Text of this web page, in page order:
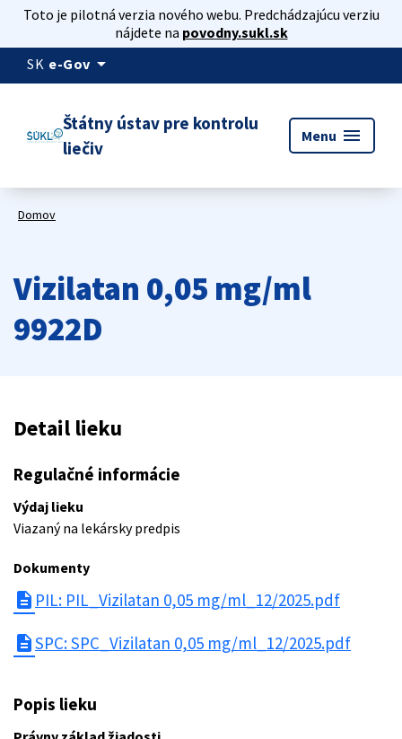
Toto je pilotná verzia nového webu. Predchádzajúcu verziu
nájdete na povodny.sukl.sk
SK e-Gov arrow_drop_down
Štátny ústav pre kontrolu
liečiv
Menu menu
Domov
Vizilatan 0,05 mg/ml
9922D
Detail lieku
Regulačné informácie
Výdaj lieku
Viazaný na lekársky predpis
Dokumenty
description PIL: PIL_Vizilatan 0,05 mg/ml_12/2025.pdf
descriptionSPC: SPC_Vizilatan 0,05 mg/ml_12/2025.pdf
Popis lieku